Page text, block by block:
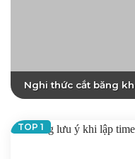
Nghi thức cắt băng